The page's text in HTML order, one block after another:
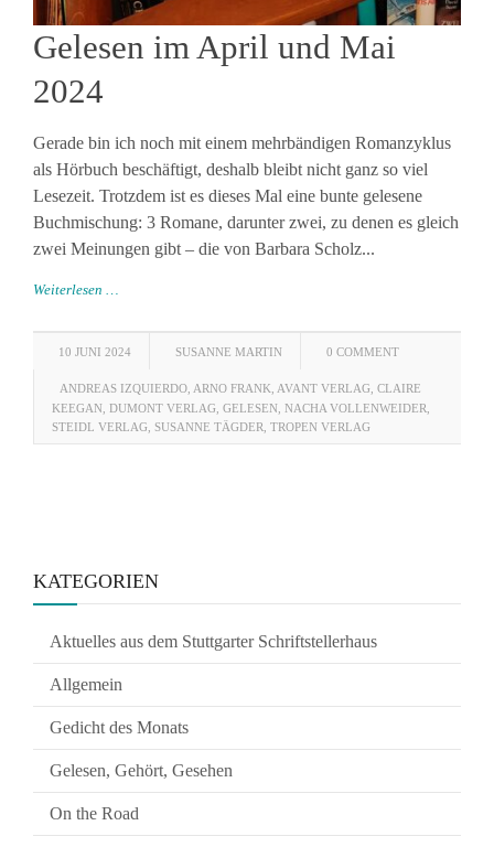
Gelesen im April und Mai
2024
Gerade bin ich noch mit einem mehrbändigen Romanzyklus
als Hörbuch beschäftigt, deshalb bleibt nicht ganz so viel
Lesezeit. Trotzdem ist es dieses Mal eine bunte gelesene
Buchmischung: 3 Romane, darunter zwei, zu denen es gleich
zwei Meinungen gibt – die von Barbara Scholz...
Weiterlesen …
10 JUNI 2024 SUSANNE MARTIN 0 COMMENT
ANDREAS IZQUIERDO ARNO FRANK AVANT VERLAG CLAIRE
KEEGAN DUMONT VERLAG GELESEN NACHA VOLLENWEIDER
STEIDL VERLAG SUSANNE TÄGDER TROPEN VERLAG
KATEGORIEN
Aktuelles aus dem Stuttgarter Schriftstellerhaus
Allgemein
Gedicht des Monats
Gelesen, Gehört, Gesehen
On the Road